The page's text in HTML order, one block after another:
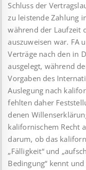
Schluss der
zu leistende Zahlung
während der Laufzeit
auszuweisen war. FA
Verträge nach den in
ausgelegt, während
Vorgaben des
Auslegung nach
fehlten daher
denen
kalifornischem Recht
darum, ob das
„Fälligkeit“ und
Bedingung“ kennt